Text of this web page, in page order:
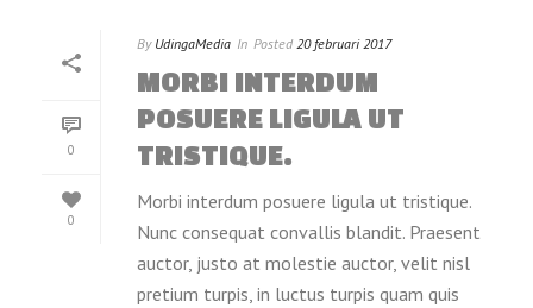
0
0
By UdingaMedia In Posted 20 februari 2017
MORBI INTERDUM
POSUERE LIGULA UT
TRISTIQUE.
Morbi interdum posuere ligula ut tristique.
Nunc consequat convallis blandit. Praesent
auctor, justo at molestie auctor, velit nisl
pretium turpis, in luctus turpis quam quis